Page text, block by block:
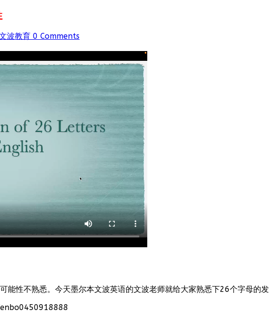
波教育 0 Comments
能性不熟悉。今天墨尔本文波英语的文波老师就给大家熟悉下26个字母的发